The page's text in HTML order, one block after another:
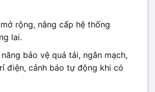
rộng, nâng cấp hệ thống
lai.
bảo vệ quá tải, ngắn mạch,
điện, cảnh báo tự động khi có